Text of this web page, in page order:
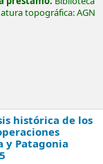
topográfica:AGN
histórica de los
y Patagonia